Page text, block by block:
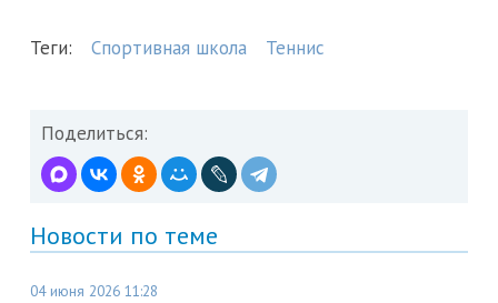
Теги: Спортивная школа Теннис
Поделиться:
Новости по теме
04 июня 2026 11:28